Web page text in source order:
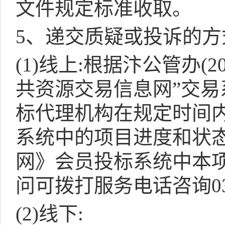
文件规定标准收取。
5、递交质疑或投诉的
(1)线上:根据汴公管办
共资源交易信息网”交
标代理机构在规定时间
系统中的项目进度和状
网》会员投标系统中本
问可拨打服务电话咨询
(2)线下: